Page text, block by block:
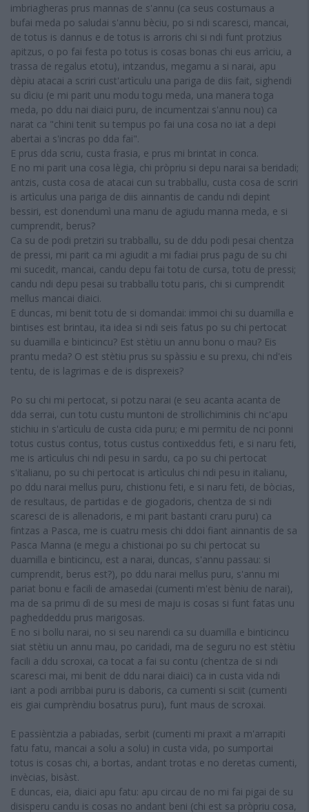
imbriagheras prus mannas de s'annu (ca seus costumaus a
bufai meda po saludai s'annu bèciu, po si ndi scaresci, mancai,
de totus is dannus e de totus is arroris chi si ndi funt protzius
apitzus, o po fai festa po totus is cosas bonas chi eus arrìciu, a
trassa de regalus etotu), intzandus, megamu a si narai, apu
dèpiu atacai a scriri cust'artìculu una pariga de diis fait, sighendi
su dìciu (e mi parit unu modu togu meda, una manera toga
meda, po ddu nai diaici puru, de incumentzai s'annu nou) ca
narat ca "chini tenit su tempus po fai una cosa no iat a depi
abertai a s'incras po dda fai".
E prus dda scriu, custa frasia, e prus mi brintat in conca.
E no mi parit una cosa lègia, chi pròpriu si depu narai sa beridadi;
antzis, custa cosa de atacai cun su trabballu, custa cosa de scriri
is artìculus una pariga de diis ainnantis de candu ndi depint
bessiri, est donendumì una manu de agiudu manna meda, e si
cumprendit, berus?
Ca su de podi pretziri su trabballu, su de ddu podi pesai chentza
de pressi, mi parit ca mi agiudit a mi fadiai prus pagu de su chi
mi sucedit, mancai, candu depu fai totu de cursa, totu de pressi;
candu ndi depu pesai su trabballu totu paris, chi si cumprendit
mellus mancai diaici.
E duncas, mi benit totu de si domandai: immoi chi su duamilla e
bintises est brintau, ita idea si ndi seis fatus po su chi pertocat
su duamilla e binticincu? Est stètiu un annu bonu o mau? Eis
prantu meda? O est stètiu prus su spàssiu e su prexu, chi nd'eis
tentu, de is lagrimas e de is disprexeis?
Po su chi mi pertocat, si potzu narai (e seu acanta acanta de
dda serrai, cun totu custu muntoni de strollichiminis chi nc'apu
stichiu in s'artìculu de custa cida puru; e mi permitu de nci ponni
totus custus contus, totus custus contixeddus feti, e si naru feti,
me is artìculus chi ndi pesu in sardu, ca po su chi pertocat
s'italianu, po su chi pertocat is artìculus chi ndi pesu in italianu,
po ddu narai mellus puru, chistionu feti, e si naru feti, de bòcias,
de resultaus, de partidas e de giogadoris, chentza de si ndi
scaresci de is allenadoris, e mi parit bastanti craru puru) ca
fintzas a Pasca, me is cuatru mesis chi ddoi fiant ainnantis de sa
Pasca Manna (e megu a chistionai po su chi pertocat su
duamilla e binticincu, est a narai, duncas, s'annu passau: si
cumprendit, berus est?), po ddu narai mellus puru, s'annu mi
pariat bonu e facili de amasedai (cumenti m'est bèniu de narai),
ma de sa primu dì de su mesi de maju is cosas si funt fatas unu
pagheddeddu prus marigosas.
E no si bollu narai, no si seu narendi ca su duamilla e binticincu
siat stètiu un annu mau, po caridadi, ma de seguru no est stètiu
facili a ddu scroxai, ca tocat a fai su contu (chentza de si ndi
scaresci mai, mi benit de ddu narai diaici) ca in custa vida ndi
iant a podi arribbai puru is daboris, ca cumenti si sciit (cumenti
eis giai cumprèndiu bosatrus puru), funt maus de scroxai.
E passièntzia a pabiadas, serbit (cumenti mi praxit a m'arrapiti
fatu fatu, mancai a solu a solu) in custa vida, po sumportai
totus is cosas chi, a bortas, andant trotas e no deretas cumenti,
invècias, bisàst.
E duncas, eia, diaici apu fatu: apu circau de no mi fai pigai de su
disisperu candu is cosas no andant beni (chi est sa pròpriu cosa,